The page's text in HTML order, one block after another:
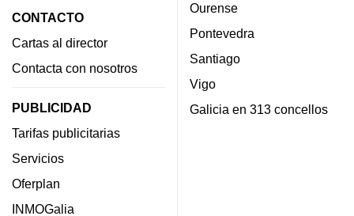
CONTACTO
Cartas al director
Contacta con nosotros
PUBLICIDAD
Tarifas publicitarias
Servicios
Oferplan
INMOGalia
Ourense
Pontevedra
Santiago
Vigo
Galicia en 313 concellos